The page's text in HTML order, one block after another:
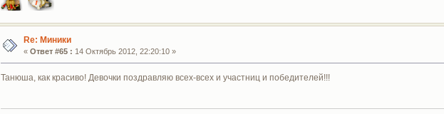
Re: Миники
« Ответ #65 : 14 Октябрь 2012, 22:20:10 »
Танюша, как красиво! Девочки поздравляю всех-всех и участниц и победителей!!!